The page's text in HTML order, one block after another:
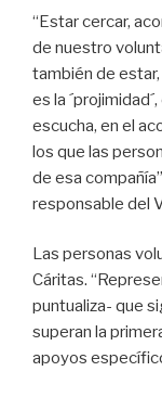
“Estar cercar,
de nuestro
también de
es la
escucha, en el
los que las
de esa
responsable del
Las personas
Cáritas.
puntualiza- que
superan la
apoyos